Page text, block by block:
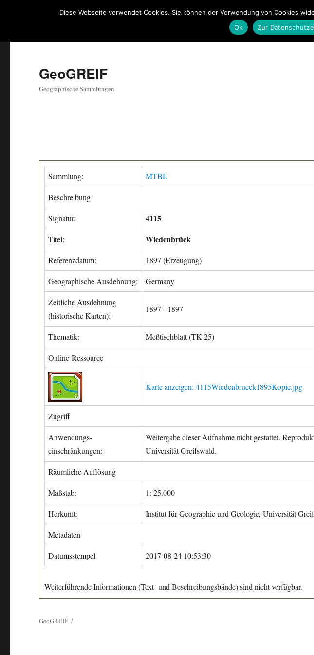
GeoGREIF
Geographische Sammlungen
Sammlung: MTBL
Beschreibung
Signatur: 4115
Titel: Wiedenbrück
Referenzdatum: 1897 (Erzeugung)
Geographische Ausdehnung: Germany
Zeitliche Ausdehnung
(historische Karten):
1897 - 1897
Thematik: Meßtischblatt (TK 25)
Online-Ressource
Karte anzeigen: 4115Wiedenbrueck1895Kopie.jpg
Zugriff
Anwendungs-
einschränkungen:
Weitergabe dieser Aufnahme nicht gestattet.
Universität Greifswald.
Räumliche Auflösung
Maßstab: 1: 25.000
Herkunft: Institut für Geographie und Geologie, Universität
Metadaten
Datumsstempel 2017-08-24 10:53:30
Weiterführende Informationen (Text- und Beschreibungsbände) sind nicht verfügbar.
GeoGREIF
Diese Webseite verwendet Cookies. Sie können der Verwendung von Cookies
Ok
Zur